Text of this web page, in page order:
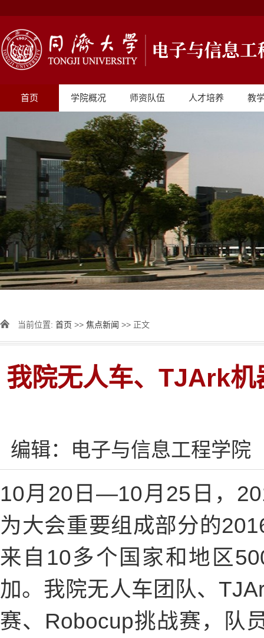
首页 学院概况 师资队伍 人才培养 教
当前位置: 首页 >> 焦点新闻 >> 正文
我院无人车、TJArk机
编辑：电子与信息工程学院
10月20日—10月25日，
为大会重要组成部分的
来自10多个国家和地区
加。我院无人车团队、
赛、Robocup挑战赛，队